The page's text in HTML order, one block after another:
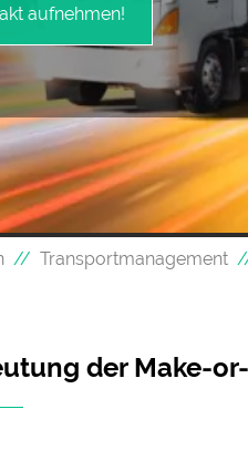
aufnehmen!
Transportmanagement
der Make-